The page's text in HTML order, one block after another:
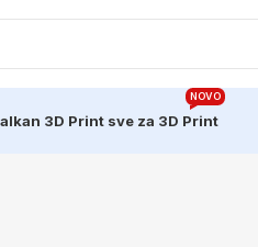
3D Print sve za 3D Print
NOVO